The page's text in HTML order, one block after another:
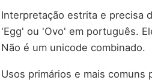
Interpretação estrita e precisa
'Egg' ou 'Ovo' em português.
Não é um unicode combinado.
Usos primários e mais